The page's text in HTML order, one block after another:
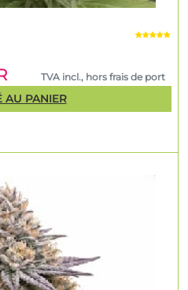
TVA incl., hors frais de port
AU PANIER